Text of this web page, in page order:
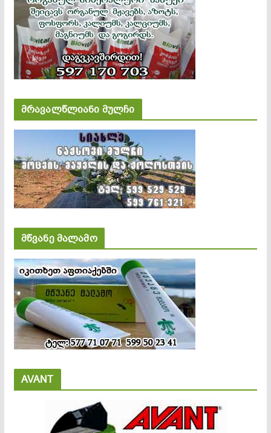
მრავალწლიანი მულჩი
მწვანე მალამო
AVANT